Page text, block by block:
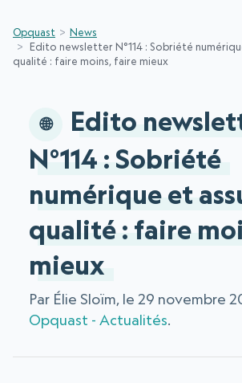
Opquast
News
Edito newsletter N°114 : Sobriété
qualité : faire moins, faire mieux
Edito
N°114 : Sobriété
numérique et
qualité : faire
mieux
Par Élie Sloïm, le 29 novembre
Opquast - Actualités.